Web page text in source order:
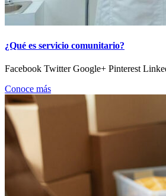
¿Qué es servicio comunitario?
Facebook Twitter Google+ Pinterest
Conoce más